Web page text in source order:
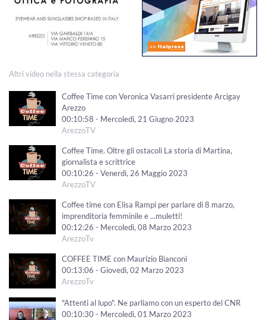
Altri video nella stessa categoria
Coffee Time con Veronica Vasarri presidente Arcigay
Arezzo
00:10:58 - Mercoledì, 21 Giugno 2023
ArezzoTV
Coffee Time. Oltre gli ostacoli La storia di Martina,
giornalista e scrittrice
00:10:26 - Venerdì, 26 Maggio 2023
ArezzoTV
Coffee time con Elisa Rampi per parlare di 8 marzo,
imprenditoria femminile e ...muletti!
00:12:26 - Mercoledì, 08 Marzo 2023
ArezzoTv
COFFEE TIME con Maurizio Bianconi
00:13:06 - Giovedì, 02 Marzo 2023
ArezzoTv
"Attenti al lupo". Ne parliamo con un esperto del CNR
00:10:30 - Mercoledì, 01 Marzo 2023